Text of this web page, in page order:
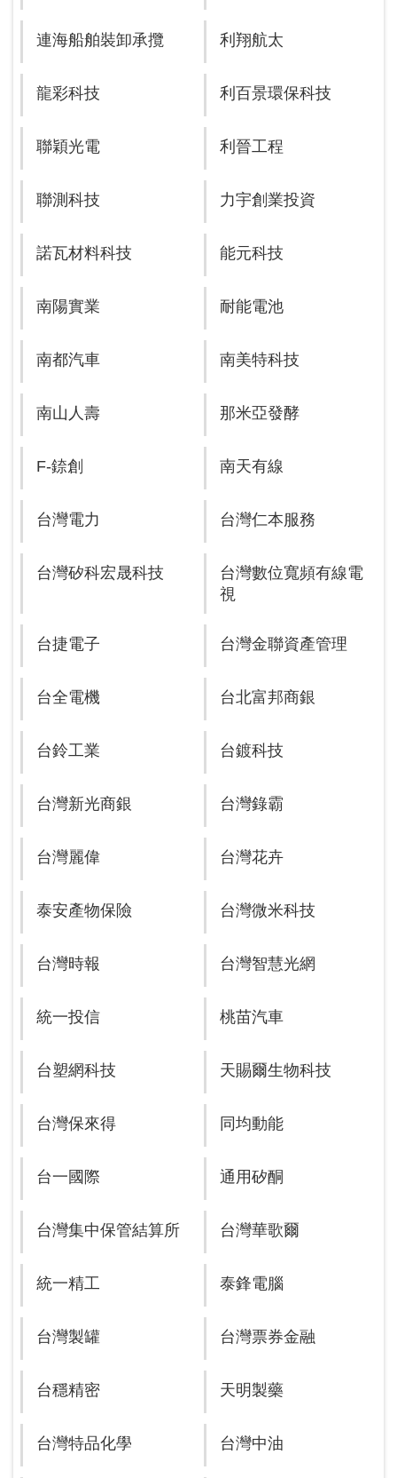
連海船舶裝卸承攬 利翔航太
龍彩科技 利百景環保科技
聯穎光電 利晉工程
聯測科技 力宇創業投資
諾瓦材料科技 能元科技
南陽實業 耐能電池
南都汽車 南美特科技
南山人壽 那米亞發酵
F-錼創 南天有線
台灣電力 台灣仁本服務
台灣矽科宏晟科技
台灣數位寬頻有線電
視
台捷電子 台灣金聯資產管理
台全電機 台北富邦商銀
台鈴工業 台鍍科技
台灣新光商銀 台灣錄霸
台灣麗偉 台灣花卉
泰安產物保險 台灣微米科技
台灣時報 台灣智慧光網
統一投信 桃苗汽車
台塑網科技 天賜爾生物科技
台灣保來得 同均動能
台一國際 通用矽酮
台灣集中保管結算所 台灣華歌爾
統一精工 泰鋒電腦
台灣製罐 台灣票券金融
台穩精密 天明製藥
台灣特品化學 台灣中油